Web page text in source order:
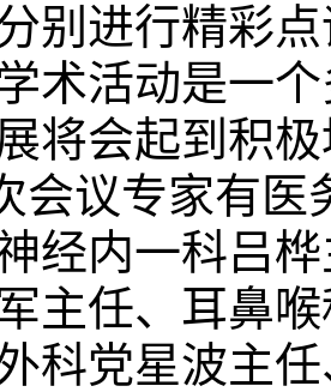
别进行精彩
术活动是一
将会起到积
会议专家有医
经内一科吕
主任、耳鼻
科党星波主